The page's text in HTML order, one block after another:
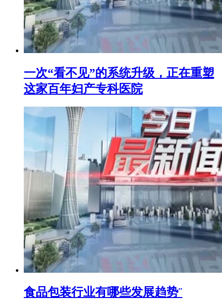
一次“看不见”的系统升级，正在重塑
这家百年妇产专科医院
食品包装行业有哪些发展趋势¨